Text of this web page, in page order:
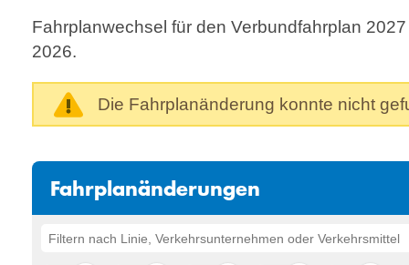
Fahrplanwechsel für den Verbundfahrplan
2026.
Die Fahrplanänderung konnte nicht
Fahrplanänderungen